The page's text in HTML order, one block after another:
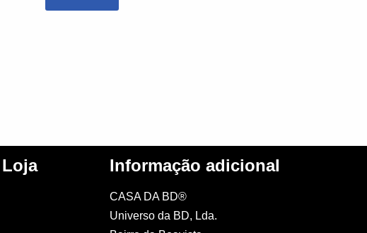
Informação adicional
CASA DA BD®
Universo da BD, Lda.